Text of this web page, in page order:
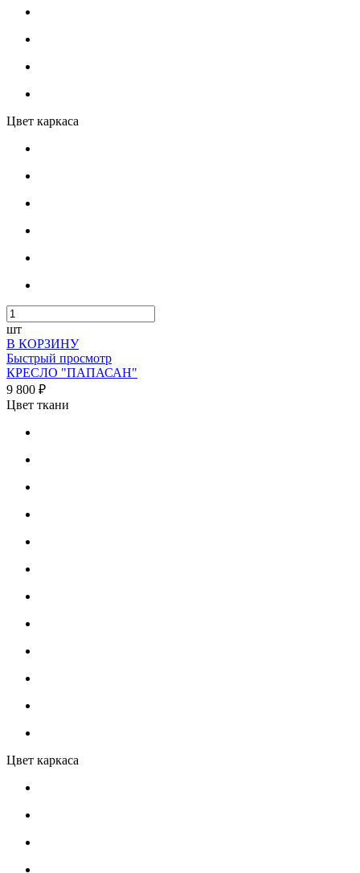
Цвет каркаса
шт
В КОРЗИНУ
Быстрый просмотр
КРЕСЛО "ПАПАСАН"
9 800 ₽
Цвет ткани
Цвет каркаса